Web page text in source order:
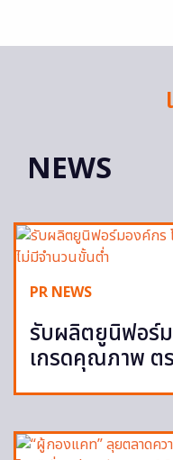
NEWS
PR NEWS
รับผลิตยูนิฟอร์
เกรดคุณภาพ ต